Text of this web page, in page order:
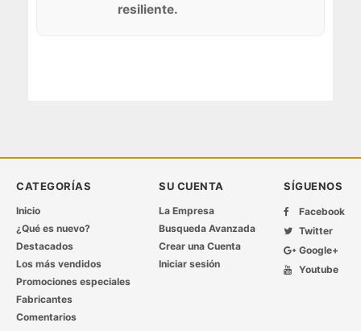
resiliente.
CATEGORÍAS
Inicio
¿Qué es nuevo?
Destacados
Los más vendidos
Promociones especiales
Fabricantes
Comentarios
SU CUENTA
La Empresa
Busqueda Avanzada
Crear una Cuenta
Iniciar sesión
SÍGUENOS
Facebook
Twitter
Google+
Youtube